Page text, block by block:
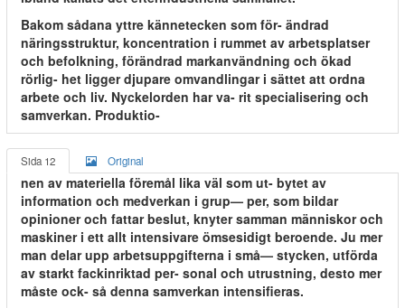
Bakom sådana yttre kännetecken som för- ändrad
näringsstruktur, koncentration i rummet av arbetsplatser
och befolkning, förändrad markanvändning och ökad
rörlig- het ligger djupare omvandlingar i sättet att ordna
arbete och liv. Nyckelorden har va- rit specialisering och
samverkan. Produktio-
Sida 12 Original
nen av materiella föremål lika väl som ut- bytet av
information och medverkan i grup— per, som bildar
opinioner och fattar beslut, knyter samman människor och
maskiner i ett allt intensivare ömsesidigt beroende. Ju mer
man delar upp arbetsuppgifterna i små— stycken, utförda
av starkt fackinriktad per- sonal och utrustning, desto mer
måste ock- så denna samverkan intensifieras.